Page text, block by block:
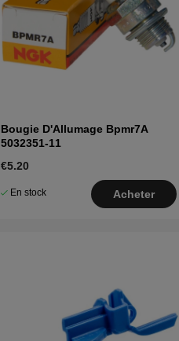
Bougie D'Allumage Bpmr7A
5032351-11
€5.20
En stock Acheter